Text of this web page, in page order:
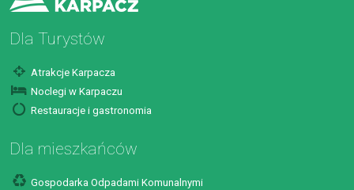
Dla Turystów
Atrakcje Karpacza
Noclegi w Karpaczu
Restauracje i gastronomia
Dla mieszkańców
Gospodarka Odpadami Komunalnymi